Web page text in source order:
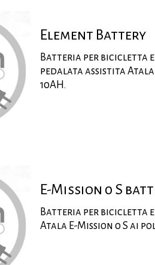
Element Battery
Batteria per bicicletta
pedalata assistita
10AH.
E-Mission 0 S
Batteria per bicicletta
Atala E-Mission 0 S ai